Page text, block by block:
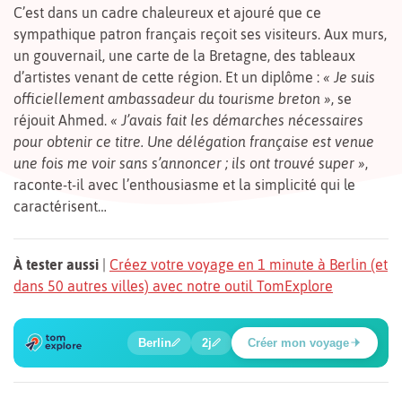
C’est dans un cadre chaleureux et ajouré que ce
sympathique patron français reçoit ses visiteurs. Aux murs,
un gouvernail, une carte de la Bretagne, des tableaux
d’artistes venant de cette région. Et un diplôme : « Je suis
officiellement ambassadeur du tourisme breton », se
réjouit Ahmed. « J’avais fait les démarches nécessaires
pour obtenir ce titre. Une délégation française est venue
une fois me voir sans s’annoncer ; ils ont trouvé super »,
raconte-t-il avec l’enthousiasme et la simplicité qui le
caractérisent…
À tester aussi
Créez votre voyage en 1 minute à Berlin (et
dans 50 autres villes) avec notre outil TomExplore
🔍
🔍
🔍
🍲
🔍
🔍
Place Potsdamer
Berlin 2j Créer mon voyage